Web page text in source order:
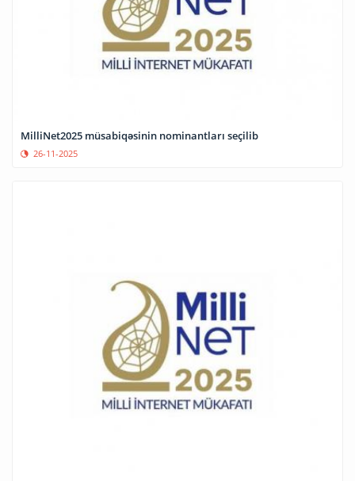
MilliNet2025 müsabiqəsinin nominantları seçilib
26-11-2025